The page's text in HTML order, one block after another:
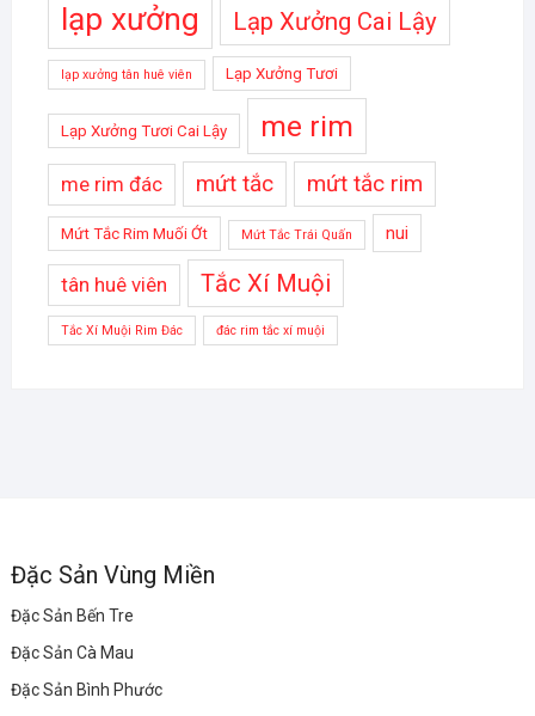
lạp xưởng Lạp Xưởng Cai Lậy
lạp xưởng tân huê viên Lạp Xưởng Tươi
Lạp Xưởng Tươi Cai Lậy me rim
me rim đác mứt tắc mứt tắc rim
Mứt Tắc Rim Muối Ớt Mứt Tắc Trái Quấn nui
tân huê viên Tắc Xí Muội
Tắc Xí Muội Rim Đác đác rim tắc xí muội
Đặc Sản Vùng Miền
Đặc Sản Bến Tre
Đặc Sản Cà Mau
Đặc Sản Bình Phước